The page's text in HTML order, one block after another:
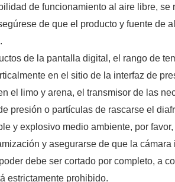
de funcionamiento al aire libre,
de que el producto y fuente de
de la pantalla digital, el rango de
en el sitio de la interfaz de
el limo y arena, el transmisor de las
presión o partículas de rascarse el
y explosivo medio ambiente, por
y asegurarse de que la
debe ser cortado por completo, a
estrictamente prohibido.